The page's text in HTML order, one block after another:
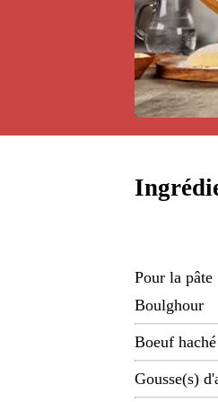
Pour la pâte
Boulghour
Boeuf haché
Gousse(s)